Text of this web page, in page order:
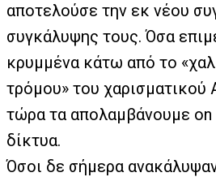
αποτελούσε την εκ νέου
συγκάλυψης τους. Όσα
κρυμμένα κάτω από το
τρόμου» του χαρισματικού
τώρα τα απολαμβάνουμε on
δίκτυα.
Όσοι δε σήμερα